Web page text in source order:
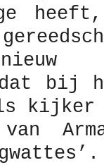
bij
kijker